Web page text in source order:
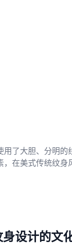
了大胆、分明
在美式传统纹
设计的文